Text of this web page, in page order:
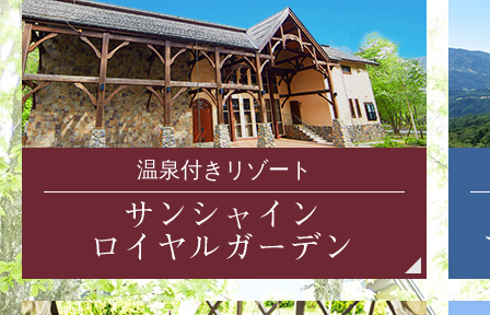
温泉付きリゾート